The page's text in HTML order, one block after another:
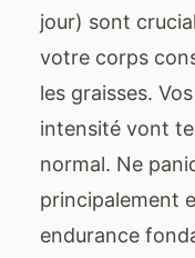
jour) sont
votre corps
les graisses.
intensité vont
normal. Ne
principalement
endurance